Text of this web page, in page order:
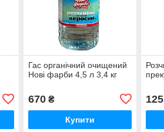
Гас органічний очищений
Нові фарби 4,5 л 3,4 кг
670₴
Купити
125